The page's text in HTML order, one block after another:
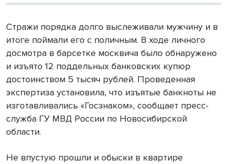
Стражи порядка долго выслеживали мужчину и в
итоге поймали его с поличным. В ходе личного
досмотра в барсетке москвича было обнаружено
и изъято 12 поддельных банковских купюр
достоинством 5 тысяч рублей. Проведенная
экспертиза установила, что изъятые банкноты не
изготавливались «Госзнаком», сообщает пресс-
служба ГУ МВД России по Новосибирской
области.
Не впустую прошли и обыски в квартире